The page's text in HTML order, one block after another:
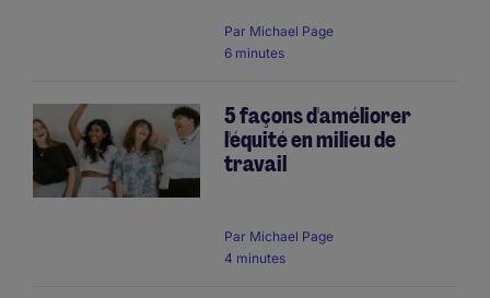
Par Michael Page
6 minutes
5 façons d'améliorer
l'équité en milieu de
travail
Par Michael Page
4 minutes